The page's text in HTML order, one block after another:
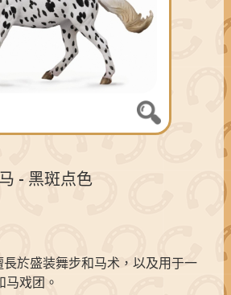
- 黑斑点色
於盛装舞步和马术，以及用于一
马戏团。